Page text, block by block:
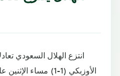
انتزع الهلال السعودي
الأوزبكي (1-1) مساء